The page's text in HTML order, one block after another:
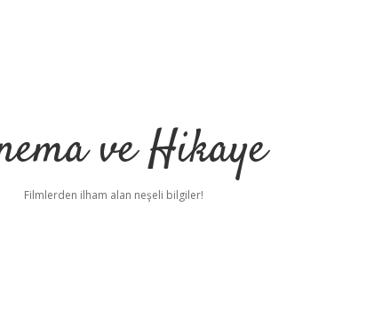
ve Hikaye
Filmlerden ilham alan neşeli bilgiler!